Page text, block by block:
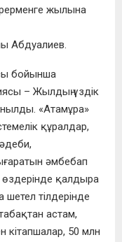
жылына
Абдуалиев.
бойынша
– Жылдың үздік
«Атамұра»
құралдар,
әмбебап
қалдыра
тілдерінде
астам,
кітапшалар, 50 млн